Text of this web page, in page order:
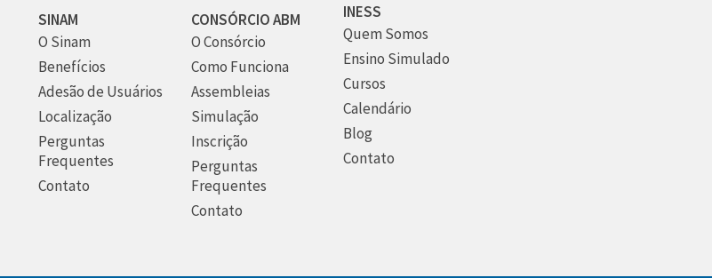
SINAM
O Sinam
Benefícios
Adesão de Usuários
Localização
Perguntas
Frequentes
Contato
CONSÓRCIO ABM
O Consórcio
Como Funciona
Assembleias
Simulação
Inscrição
Perguntas
Frequentes
Contato
INESS
Quem Somos
Ensino Simulado
Cursos
Calendário
Blog
Contato